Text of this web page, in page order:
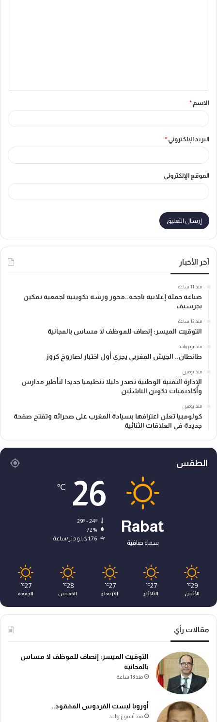
ق
*
الاسم *
البريد الإلكتروني *
الموقع الإلكتروني
آخر الأخبار
منذ 11 ساعة
صناعة حملة إعلانية ناجحة..محور ورشة تكوينية لجمعية تمكين
بجرسيف
منذ 13 ساعة
التوقيت الميسر: إنصاف للموظف لا مساس بالمجانية
منذ يوم واحد
طانطان.. الجيش المغربي يجري أول اختبار لصاروخ كروز
منذ يومين
الإدارة التقنية الوطنية تصدر دليلا تنظيميا جديدا لتأطير مدارس
وأكاديميات تكوين الناشئين
منذ يومين
كولومبيا تعلن اعترافها بسيادة المغرب على صحرائه وتفتح صفحة
جديدة في العلاقات الثنائية
الطقس
Rabat
سماء صافية
26
℃
72%
1.76 كيلومتر/ساعة
29
℃
الأثنين
27
℃
الثلاثاء
27
℃
الأربعاء
28
℃
الخميس
27
℃
الجمعة
مقالات رأي
التوقيت الميسر: إنصاف للموظف لا مساس
بالمجانية
منذ 13 ساعة
أوروبا ليست الفردوس المفقود..
منذ أسبوع واحد